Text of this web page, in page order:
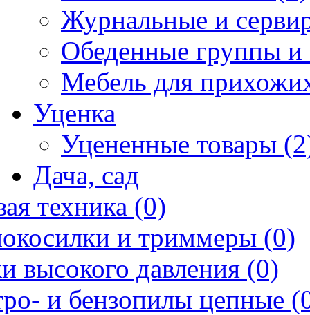
Журнальные и
Обеденные группы и
Мебель для
Уценка
Уцененные товары
Дача, сад
техника (0)
и триммеры (0)
высокого давления (0)
и бензопилы цепные